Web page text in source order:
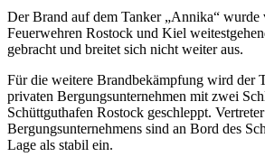
Der Brand auf dem Tanker „Annika“ wurde
Feuerwehren Rostock und Kiel
gebracht und breitet sich nicht weiter aus.
Für die weitere Brandbekämpfung wird der
privaten Bergungsunternehmen mit zwei
Schüttguthafen Rostock geschleppt.
Bergungsunternehmens sind an Bord des
Lage als stabil ein.